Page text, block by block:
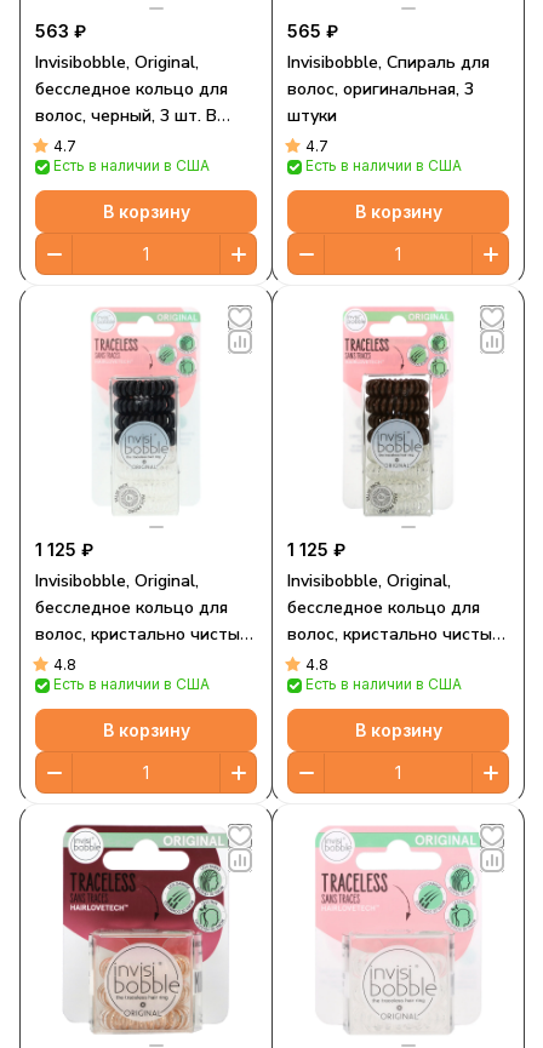
563 ₽
Invisibobble, Original,
бесследное кольцо для
волос, черный, 3 шт. В
упаковке
4.7
Есть в наличии в США
В корзину
565 ₽
Invisibobble, Спираль для
волос, оригинальная, 3
штуки
4.7
Есть в наличии в США
В корзину
1 125 ₽
Invisibobble, Original,
бесследное кольцо для
волос, кристально чистый
/ черный, 8 шт. / Упк.
4.8
Есть в наличии в США
В корзину
1 125 ₽
Invisibobble, Original,
бесследное кольцо для
волос, кристально чистый
/ коричневый, 8 шт. / Упк.
4.8
Есть в наличии в США
В корзину